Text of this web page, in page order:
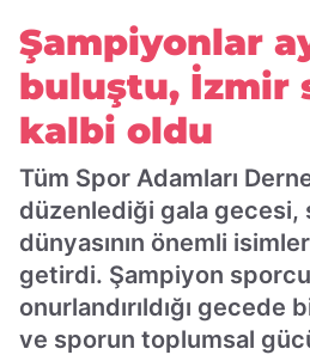
Şampiyonlar
buluştu, İzmir
kalbi oldu
Tüm Spor Adamları
düzenlediği gala gecesi,
dünyasının önemli
getirdi. Şampiyon
onurlandırıldığı gecede
ve sporun toplumsal